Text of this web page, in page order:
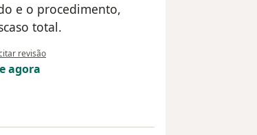
e o procedimento,
total.
do utilizador Sua conta foi excluída
revisão
agora